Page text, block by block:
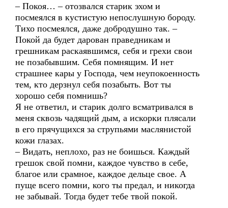
– Покоя… – отозвался старик эхом и
посмеялся в кустистую непослушную бороду.
Тихо посмеялся, даже добродушно так. –
Покой да будет дарован праведникам и
грешникам раскаявшимся, себя и грехи свои
не позабывшим. Себя помнящим. И нет
страшнее кары у Господа, чем неупокоенность
тем, кто дерзнул себя позабыть. Вот ты
хорошо себя помнишь?
Я не ответил, и старик долго всматривался в
меня сквозь чадящий дым, а искорки плясали
в его прячущихся за струпьями маслянистой
кожи глазах.
– Видать, неплохо, раз не боишься. Каждый
грешок свой помни, каждое чувство в себе,
благое или срамное, каждое дельце свое. А
пуще всего помни, кого ты предал, и никогда
не забывай. Тогда будет тебе твой покой.